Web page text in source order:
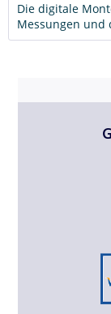
Die digitale
Messungen und